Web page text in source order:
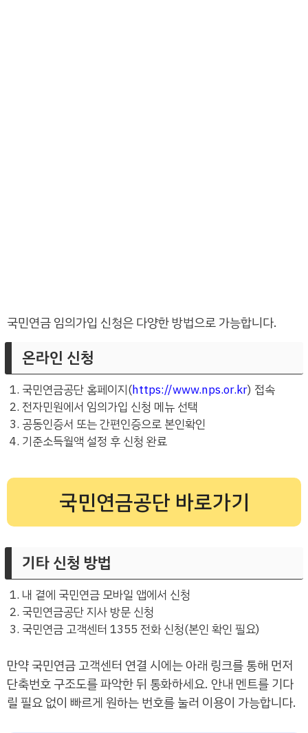
국민연금 임의가입 신청은 다양한 방법으로 가능합니다.
온라인 신청
국민연금공단 홈페이지(https://www.nps.or.kr) 접속
전자민원에서 임의가입 신청 메뉴 선택
공동인증서 또는 간편인증으로 본인확인
기준소득월액 설정 후 신청 완료
국민연금공단 바로가기
기타 신청 방법
내 곁에 국민연금 모바일 앱에서 신청
국민연금공단 지사 방문 신청
국민연금 고객센터 1355 전화 신청(본인 확인 필요)
만약 국민연금 고객센터 연결 시에는 아래 링크를 통해 먼저
단축번호 구조도를 파악한 뒤 통화하세요. 안내 멘트를 기다
릴 필요 없이 빠르게 원하는 번호를 눌러 이용이 가능합니다.